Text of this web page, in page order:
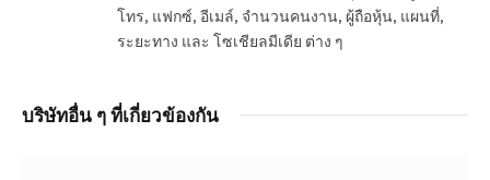
โทร, แฟกซ์, อีเมล์, จำนวนคนงาน, ผู้ถือหุ้น, แผนที่,
ระยะทาง และ โซเชียลมีเดีย ต่าง ๆ
บริษัทอื่น ๆ ที่เกี่ยวข้องกัน